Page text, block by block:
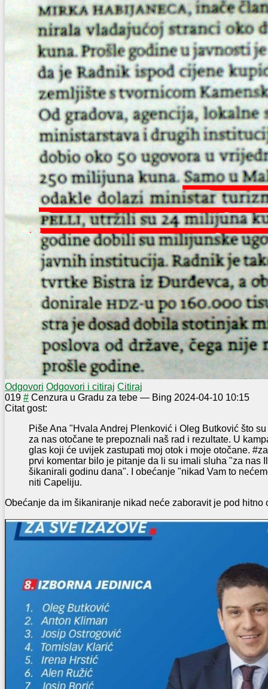
Odgovori Odgovori i citiraj Citiraj
019 # Cenzura u Gradu za tebe — Bing 2024-04-10 10:15
Citat gost:
Piše Ana "Hvala Andrej Plenković i Oleg Butković što
za nas otočane te prepoznali naš rad i rezultate. U
glas koji će uvijek zastupati moj otok i moje otočane.
prvi komentar bilo je pitanje da li su imali sluha "za nas
šikanirali godinu dana". I obećanje "nikad Vam to
niti Capeliju.
Obećanje da im šikaniranje nikad neće zaboravit je pod hitno